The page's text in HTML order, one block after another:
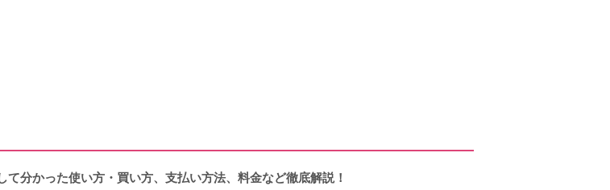
て分かった使い方・買い方、支払い方法、料金など徹底解説！